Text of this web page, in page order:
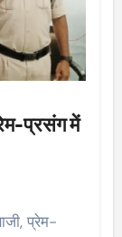
प्रसंग में